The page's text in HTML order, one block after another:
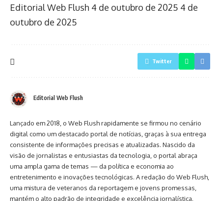
Editorial Web Flush 4 de outubro de 2025 4 de
outubro de 2025
Twitter
Editorial Web Flush
Lançado em 2018, o Web Flush rapidamente se firmou no cenário
digital como um destacado portal de notícias, graças à sua entrega
consistente de informações precisas e atualizadas. Nascido da
visão de jornalistas e entusiastas da tecnologia, o portal abraça
uma ampla gama de temas — da política e economia ao
entretenimento e inovações tecnológicas. A redação do Web Flush,
uma mistura de veteranos da reportagem e jovens promessas,
mantém o alto padrão de integridade e excelência jornalística.